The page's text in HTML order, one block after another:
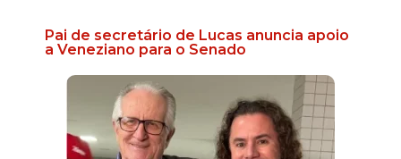
Pai de secretário de Lucas anuncia apoio
a Veneziano para o Senado